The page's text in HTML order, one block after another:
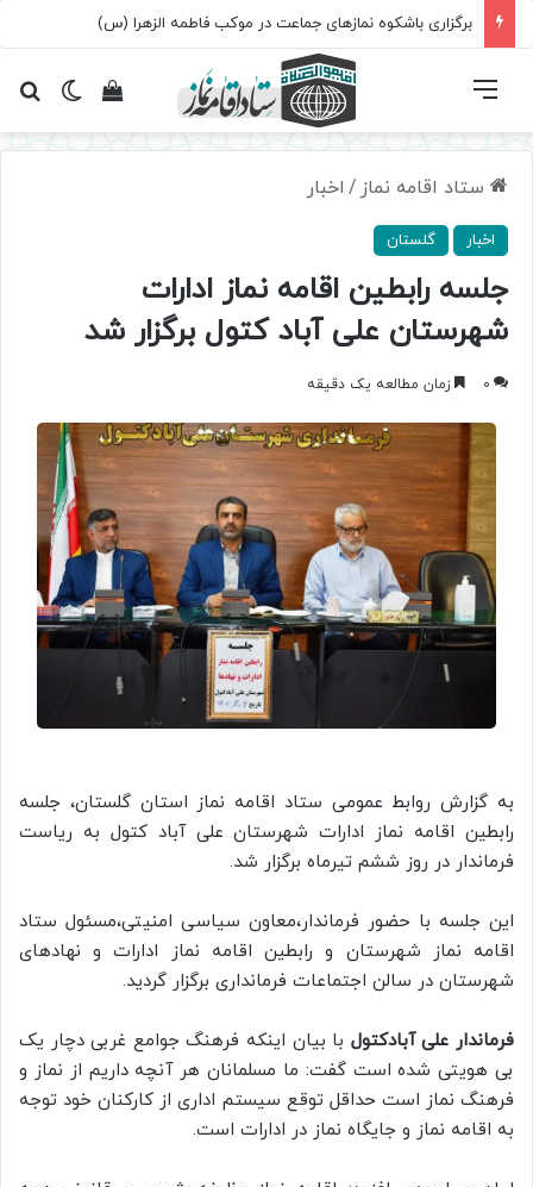
برگزاری باشکوه نمازهای جماعت در موکب فاطمه الزهرا (س)
تغییرمشاهده فهرست
ستاد اقامه نماز / اخبار
اخبار گلستان
جلسه رابطین اقامه نماز ادارات
شهرستان علی آباد کتول برگزار شد
0 زمان مطالعه یک دقیقه
به گزارش روابط عمومی ستاد اقامه نماز استان گلستان، جلسه
رابطین اقامه نماز ادارات شهرستان علی آباد کتول به ریاست
فرماندار در روز ششم تیرماه برگزار شد.
این جلسه با حضور فرماندار،معاون سیاسی امنیتی،مسئول ستاد
اقامه نماز شهرستان و رابطین اقامه نماز ادارات و نهادهای
شهرستان در سالن اجتماعات فرمانداری برگزار گردید.
فرماندار علی آبادکتول با بیان اینکه فرهنگ جوامع غربی دچار یک
بی هویتی شده است گفت: ما مسلمانان هر آنچه داریم از نماز و
فرهنگ نماز است حداقل توقع سیستم اداری از کارکنان خود توجه
به اقامه نماز و جایگاه نماز در ادارات است.